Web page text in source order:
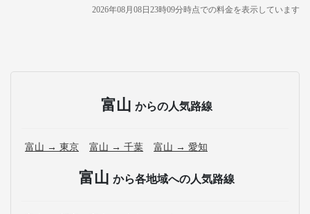
2026年08月08日23時09分時点での料金を表示しています
富山 からの人気路線
富山 → 東京 富山 → 千葉 富山 → 愛知
富山 から各地域への人気路線